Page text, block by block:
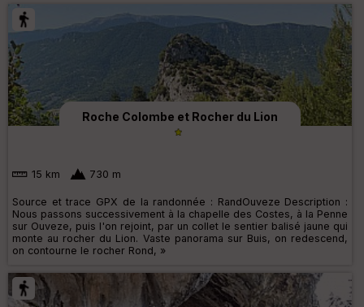
Roche Colombe et Rocher du Lion
15 km 730 m
Source et trace GPX de la randonnée : RandOuveze Description :
Nous passons successivement à la chapelle des Costes, à la Penne
sur Ouveze, puis l'on rejoint, par un collet le sentier balisé jaune qui
monte au rocher du Lion. Vaste panorama sur Buis, on redescend,
on contourne le rocher Rond, »